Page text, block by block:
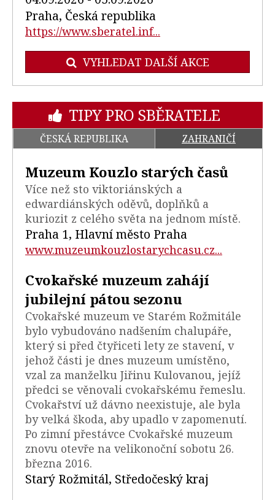
Praha, Česká republika
https://www.sberatel.inf...
VYHLEDAT DALŠÍ AKCE
TIPY PRO SBĚRATELE
ČESKÁ REPUBLIKA ZAHRANIČÍ
Muzeum Kouzlo starých časů
Více než sto viktoriánských a
edwardiánských oděvů, doplňků a
kuriozit z celého světa na jednom místě.
Praha 1, Hlavní město Praha
www.muzeumkouzlostarychcasu.cz...
Cvokařské muzeum zahájí
jubilejní pátou sezonu
Cvokařské muzeum ve Starém Rožmitále
bylo vybudováno nadšením chalupáře,
který si před čtyřiceti lety ze stavení, v
jehož části je dnes muzeum umístěno,
vzal za manželku Jiřinu Kulovanou, jejíž
předci se věnovali cvokařskému řemeslu.
Cvokařství už dávno neexistuje, ale byla
by velká škoda, aby upadlo v zapomenutí.
Po zimní přestávce Cvokařské muzeum
znovu otevře na velikonoční sobotu 26.
března 2016.
Starý Rožmitál, Středočeský kraj